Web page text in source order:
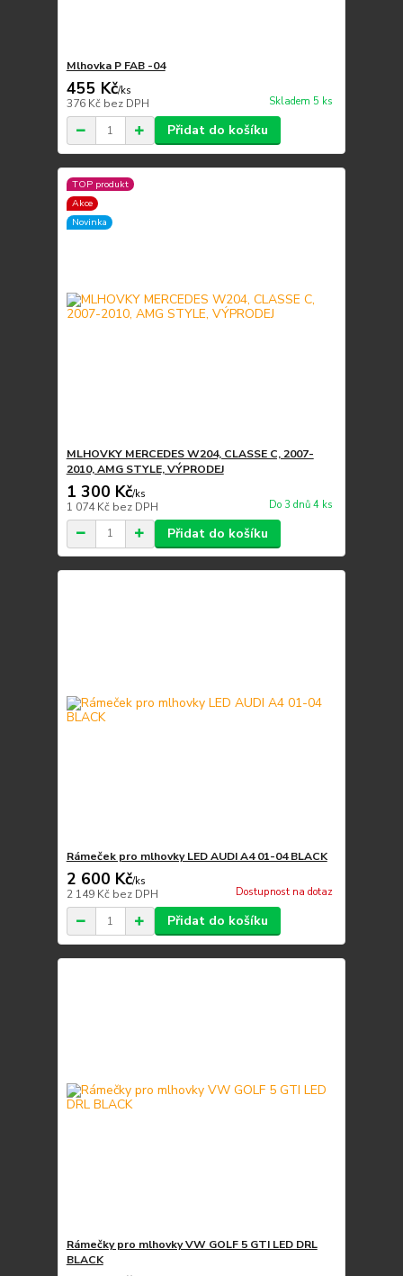
Mlhovka P FAB -04
455 Kč/ks
376 Kč bez DPH Skladem 5 ks
Přidat do košíku
TOP produkt
Akce
Novinka
MLHOVKY MERCEDES W204, CLASSE C, 2007-
2010, AMG STYLE, VÝPRODEJ
1 300 Kč/ks
1 074 Kč bez DPH Do 3 dnů 4 ks
Přidat do košíku
Rámeček pro mlhovky LED AUDI A4 01-04 BLACK
2 600 Kč/ks
2 149 Kč bez DPH Dostupnost na dotaz
Přidat do košíku
Rámečky pro mlhovky VW GOLF 5 GTI LED DRL
BLACK